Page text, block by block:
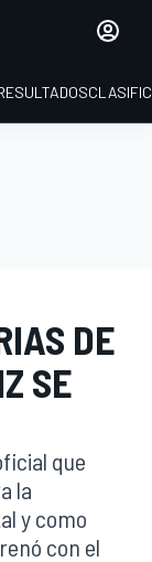
DE
SE
que
la
y como
con el